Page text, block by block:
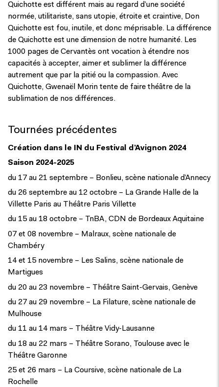
Quichotte est différent mais au regard d’une société
normée, utilitariste, sans utopie, étroite et craintive, Don
Quichotte est fou, inutile, et donc méprisable. La différence
de Quichotte est une dimension de notre humanité. Les
1000 pages de Cervantès ont vocation à étendre nos
capacités à accepter, aimer et sublimer la différence
autrement que par la pitié ou la compassion. Avec
Quichotte, Gwenaël Morin tente de faire théâtre de la
sublimation de nos différences.
Tournées précédentes
Création dans le IN du Festival d’Avignon 2024
Saison 2024-2025
du 17 au 21 septembre – Bonlieu, scène nationale d’Annecy
du 26 septembre au 12 octobre – La Grande Halle de la
Villette Paris au Théâtre Paris Villette
du 15 au 18 octobre – TnBA, CDN de Bordeaux Aquitaine
07 et 08 novembre – Malraux, scène nationale de
Chambéry
14 et 15 novembre – Les Salins, scène nationale de
Martigues
du 20 au 23 novembre – Théâtre Saint-Gervais, Genève
du 27 au 29 novembre – La Filature, scène nationale de
Mulhouse
du 11 au 14 mars – Théâtre Vidy-Lausanne
du 18 au 22 mars – Théâtre Sorano, Toulouse avec le
Théâtre Garonne
25 et 26 mars – La Coursive, scène nationale de La
Rochelle